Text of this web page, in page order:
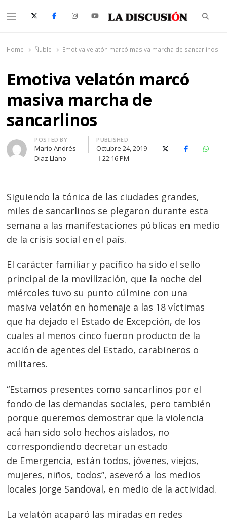
Menu
Home Ñuble Emotiva velatón marcó masiva marcha de sancarlinos
Emotiva velatón marcó
masiva marcha de
sancarlinos
Author
POSTED BY
Mario Andrés
Diaz Llano
PUBLISHED
Octubre 24, 2019
22:16 PM
X (Twitter)Facebook
Siguiendo la tónica de las ciudades grandes,
miles de sancarlinos se plegaron durante esta
semana a las manifestaciones públicas en medio
de la crisis social en el país.
El carácter familiar y pacífico ha sido el sello
principal de la movilización, que la noche del
miércoles tuvo su punto cúlmine con una
masiva velatón en homenaje a las 18 víctimas
que ha dejado el Estado de Excepción, de los
cuales al menos cinco fueron producto de la
acción de agentes del Estado, carabineros o
militares.
“Estamos presentes como sancarlinos por el
fondo de las demandas sociales, pero también
porque queremos demostrar que la violencia
acá han sido solo hechos aislados, no
correspondiendo decretar un estado
de Emergencia, están todos, jóvenes, viejos,
mujeres, niños, todos”, aseveró a los medios
locales Jorge Sandoval, en medio de la actividad.
La velatón acaparó las miradas en redes